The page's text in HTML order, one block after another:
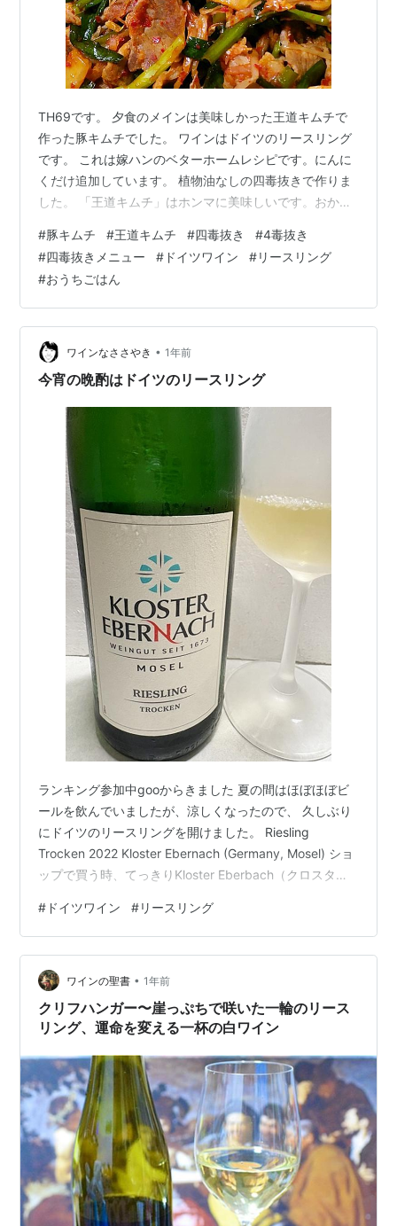
TH69です。 夕食のメインは美味しかった王道キムチで
作った豚キムチでした。 ワインはドイツのリースリング
です。 これは嫁ハンのベターホームレシピです。にんに
くだけ追加しています。 植物油なしの四毒抜きで作りま
した。 「王道キムチ」はホンマに美味しいです。おかげ
キムチの残り 空芯菜のにんにく塩炒め(油は豚バラを炒め
た時に出たのを使いました) きゅうりとトマトと海藻のサ
ラダ、マヨネーズなしのポテトサラダ ご飯は秘伝豆の煮
汁で炊きました(秘伝豆の納豆を作成中です) 合わせたワ
インはドイツのリースリング「Konigsmosel Riesling 2…
#豚キムチ #王道キムチ #四毒抜き #4毒抜き
#四毒抜きメニュー # ドイツワイン #リースリング
#おうちごはん
ワインなささやき • 1年前
今宵の晩酌はドイツのリースリング
ランキング参加中gooからきました 夏の間はほぼほぼビ
ールを飲んでいましたが、涼しくなったので、 久しぶり
にドイツのリースリングを開けました。 Riesling
Trocken 2022 Kloster Ebernach (Germany, Mosel) ショ
ップで買う時、てっきりKloster Eberbach（クロスタ
トルをよくよく見ると、Kloster Ebernach クロスター・
エバーナッハ！ エバーバッハの方は産地がラインガウな
ので、ラベルに「Mosel」と記載されている時点で気づく
べきでした… アルコール度数11％ トロッケンは辛…
# ドイツワイン #リースリング
ワインの聖書 • 1年前
クリフハンガー〜崖っぷちで咲いた一輪のリース
リング、運命を変える一杯の白ワイン